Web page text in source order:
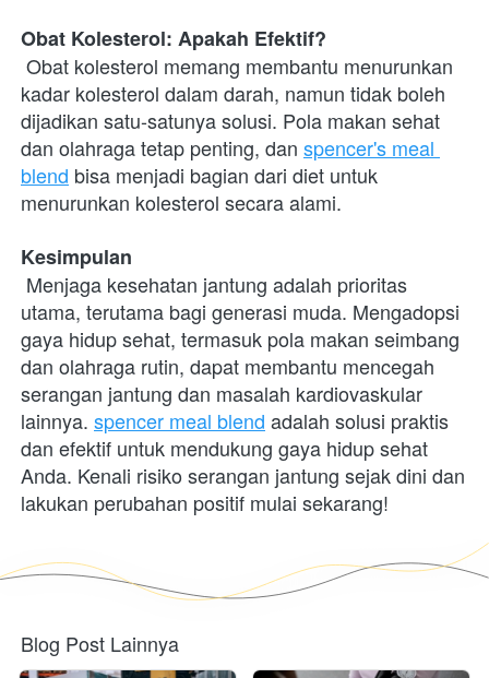
Obat Kolesterol: Apakah Efektif?
kadar kolesterol dalam darah, namun tidak boleh
dijadikan satu-satunya solusi. Pola makan sehat
dan olahraga tetap penting, dan spencer's meal
blend bisa menjadi bagian dari diet untuk
menurunkan kolesterol secara alami.
Kesimpulan
utama, terutama bagi generasi muda. Mengadopsi
gaya hidup sehat, termasuk pola makan seimbang
dan olahraga rutin, dapat membantu mencegah
serangan jantung dan masalah kardiovaskular
lainnya. spencer meal blend adalah solusi praktis
dan efektif untuk mendukung gaya hidup sehat
Anda. Kenali risiko serangan jantung sejak dini dan
lakukan perubahan positif mulai sekarang!
Blog Post Lainnya